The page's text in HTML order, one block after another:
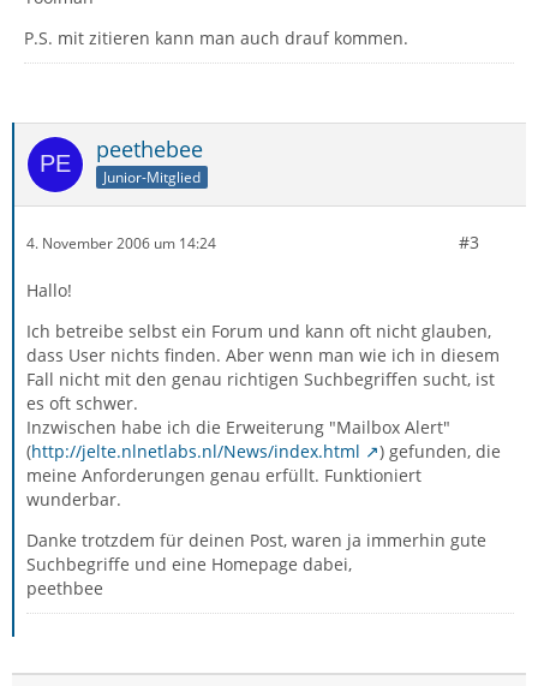
P.S. mit zitieren kann man auch drauf kommen.
peethebee
Junior-Mitglied
4. November 2006 um 14:24 #3
Hallo!
Ich betreibe selbst ein Forum und kann oft nicht glauben,
dass User nichts finden. Aber wenn man wie ich in diesem
Fall nicht mit den genau richtigen Suchbegriffen sucht, ist
es oft schwer.
Inzwischen habe ich die Erweiterung "Mailbox Alert"
(http://jelte.nlnetlabs.nl/News/index.html
) gefunden, die
meine Anforderungen genau erfüllt. Funktioniert
wunderbar.
Danke trotzdem für deinen Post, waren ja immerhin gute
Suchbegriffe und eine Homepage dabei,
peethbee